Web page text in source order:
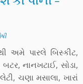
અમે પારલે બિસ્કીટ,
નાનખટાઈ, સોડા,
ચણા મસાલા, ખારાં